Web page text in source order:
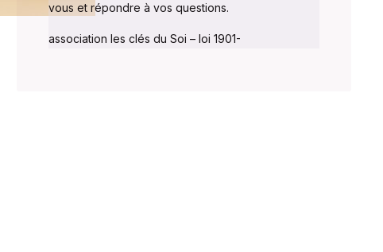
vous et répondre à vos questions.
association les clés du Soi – loi 1901-